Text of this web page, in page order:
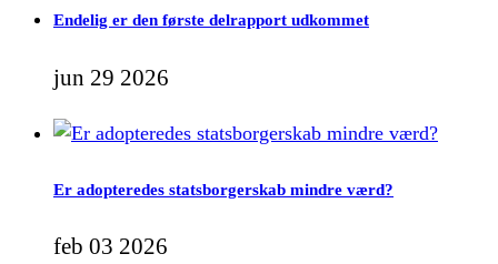
Endelig er den første delrapport udkommet
jun 29 2026
Er adopteredes statsborgerskab mindre værd?
feb 03 2026